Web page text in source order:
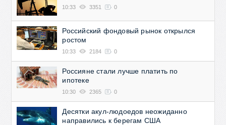
10:33 3351 0
Российский фондовый рынок открылся
ростом
10:33 2184 0
Россияне стали лучше платить по
ипотеке
10:30 2365 0
Десятки акул-людоедов неожиданно
направились к берегам США